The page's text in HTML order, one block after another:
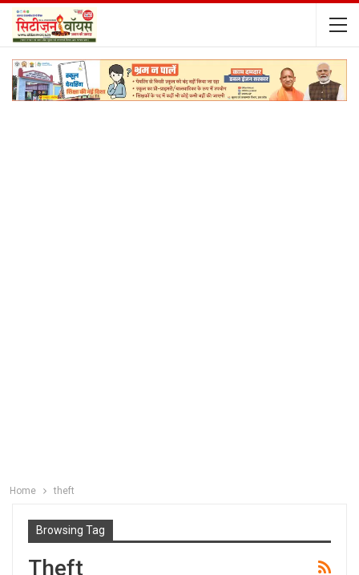
Home theft
Browsing Tag
Theft